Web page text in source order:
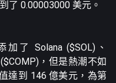
了 0.00003000 美元。
了 Solana ($SOL)、
，但是熱潮不如
達到 146 億美元，為第